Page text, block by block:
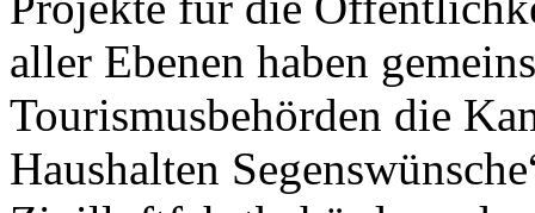
aller Ebenen haben
Tourismusbehörden die
Haushalten